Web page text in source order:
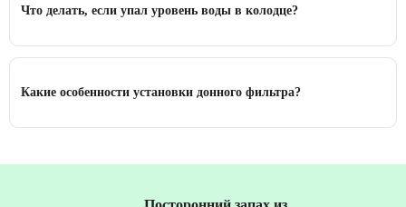
Что делать, если упал уровень воды в колодце?
Какие особенности установки донного фильтра?